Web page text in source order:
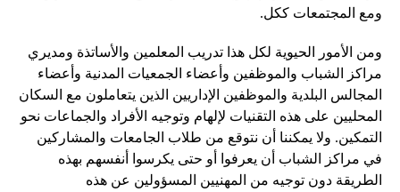
ومع المجتمعات ككل.
ومن الأمور الحيوية لكل هذا تدريب المعلمين والأساتذة ومديري
مراكز الشباب والموظفين وأعضاء الجمعيات المدنية وأعضاء
المجالس البلدية والموظفين الإداريين الذين يتعاملون مع السكان
المحليين على هذه التقنيات لإلهام وتوجيه الأفراد والجماعات نحو
التمكين. ولا يمكننا أن نتوقع من طلاب الجامعات والمشاركين
في مراكز الشباب أن يعرفوا أو حتى يكرسوا أنفسهم بهذه
الطريقة دون توجيه من المهنيين المسؤولين عن هذه